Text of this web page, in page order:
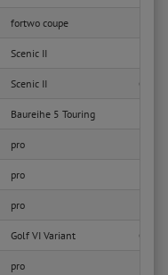
fortwo coupe
Scenic II
Scenic II
Baureihe 5 Touring
pro
pro
pro
Golf VI Variant
pro